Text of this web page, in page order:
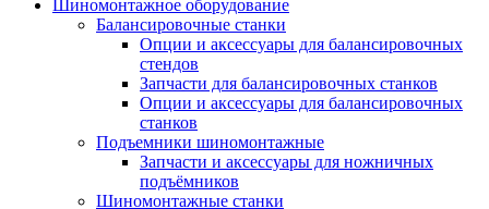
Шиномонтажное оборудование
Балансировочные станки
Опции и аксессуары для балансировочных
стендов
Запчасти для балансировочных станков
Опции и аксессуары для балансировочных
станков
Подъемники шиномонтажные
Запчасти и аксессуары для ножничных
подъёмников
Шиномонтажные станки